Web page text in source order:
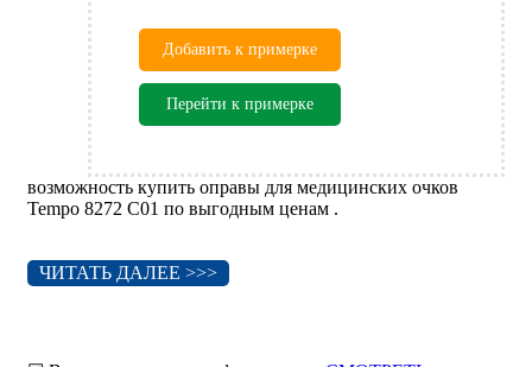
Добавить к примерке
Перейти к примерке
возможность купить оправы для медицинских очков
Tempo 8272 C01 по выгодным ценам .
ЧИТАТЬ ДАЛЕЕ >>>